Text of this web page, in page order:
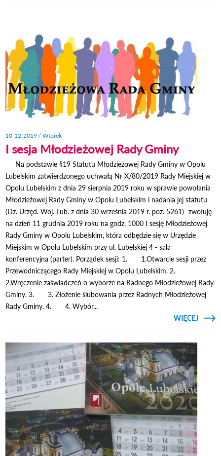
10-12-2019 / Wtorek
I sesja Młodzieżowej Rady Gminy
Na podstawie §19 Statutu Młodzieżowej Rady Gminy w Opolu
Lubelskim zatwierdzonego uchwałą Nr X/80/2019 Rady Miejskiej w
Opolu Lubelskim z dnia 29 sierpnia 2019 roku w sprawie powołania
Młodzieżowej Rady Gminy w Opolu Lubelskim i nadania jej statutu
(Dz. Urzęd. Woj. Lub. z dnia 30 września 2019 r. poz. 5261) -zwołuję
na dzień 11 grudnia 2019 roku na godz. 1000 I sesję Młodzieżowej
Rady Gminy w Opolu Lubelskim, która odbędzie się w Urzędzie
Miejskim w Opolu Lubelskim przy ul. Lubelskiej 4 - sala
konferencyjna (parter). Porządek sesji: 1. 1.Otwarcie sesji przez
Przewodniczącego Rady Miejskiej w Opolu Lubelskim. 2.
2.Wręczenie zaświadczeń o wyborze na Radnego Młodzieżowej Rady
Gminy. 3. 3. Złożenie ślubowania przez Radnych Młodzieżowej
Rady Gminy. 4. 4. Wybór...
CZYTAJ
WIĘCEJ